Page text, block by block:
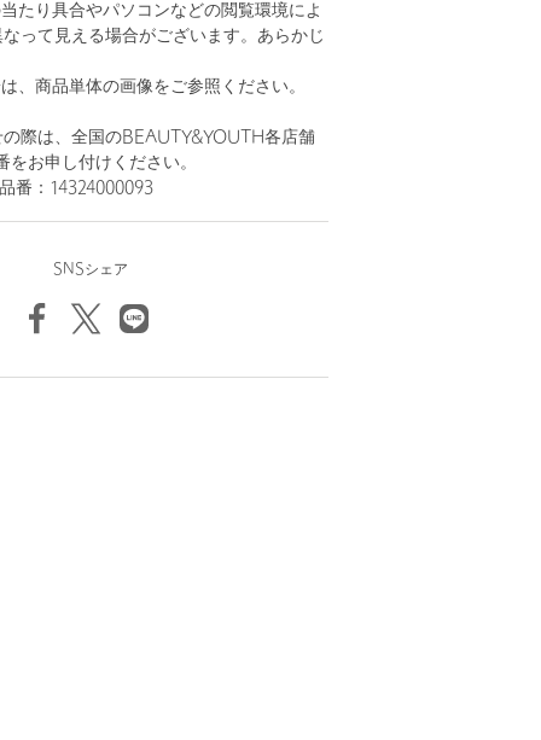
たり具合やパソコンなどの閲覧環境によ
って見える場合がございます。あらかじ
、商品単体の画像をご参照ください。
際は、全国のBEAUTY&YOUTH各店舗
お申し付けください。
番：14324000093
SNSシェア